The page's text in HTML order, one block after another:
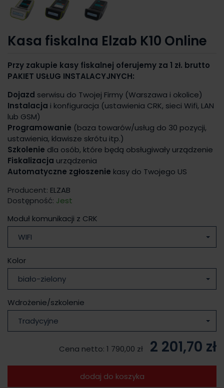
Kasa fiskalna Elzab K10 Online
Przy zakupie kasy fiskalnej oferujemy za 1 zł. brutto
PAKIET USŁUG INSTALACYJNYCH:
Dojazd serwisu do Twojej Firmy (Warszawa i okolice)
Instalacja i konfiguracja (ustawienia CRK, sieci Wifi, LAN
lub GSM)
Programowanie (baza towarów/usług do 30 pozycji,
ustawienia, klawisze skrótu itp.)
Szkolenie dla osób, które będą obsługiwały urządzenie
Fiskalizacja urządzenia
Automatyczne zgłoszenie kasy do Twojego US
Producent: ELZAB
Dostępność: Jest
Moduł komunikacji z CRK
WIFI
Kolor
biało-zielony
Wdrożenie/szkolenie
Tradycyjne
Cena netto: 1 790,00 zł 2 201,70 zł
dodaj do koszyka